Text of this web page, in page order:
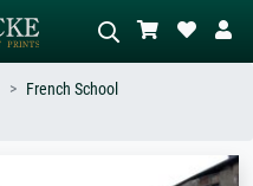
Beschreiben Sie die Szene – z.B. Grüne
French School